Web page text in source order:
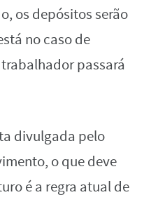
os depósitos serão
no caso de
passará
divulgada pelo
o que deve
é a regra atual de